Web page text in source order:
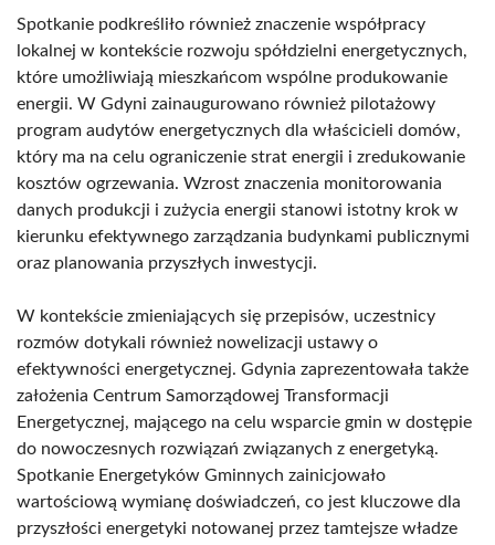
Spotkanie podkreśliło również znaczenie współpracy
lokalnej w kontekście rozwoju spółdzielni energetycznych,
które umożliwiają mieszkańcom wspólne produkowanie
energii. W Gdyni zainaugurowano również pilotażowy
program audytów energetycznych dla właścicieli domów,
który ma na celu ograniczenie strat energii i zredukowanie
kosztów ogrzewania. Wzrost znaczenia monitorowania
danych produkcji i zużycia energii stanowi istotny krok w
kierunku efektywnego zarządzania budynkami publicznymi
oraz planowania przyszłych inwestycji.
W kontekście zmieniających się przepisów, uczestnicy
rozmów dotykali również nowelizacji ustawy o
efektywności energetycznej. Gdynia zaprezentowała także
założenia Centrum Samorządowej Transformacji
Energetycznej, mającego na celu wsparcie gmin w dostępie
do nowoczesnych rozwiązań związanych z energetyką.
Spotkanie Energetyków Gminnych zainicjowało
wartościową wymianę doświadczeń, co jest kluczowe dla
przyszłości energetyki notowanej przez tamtejsze władze